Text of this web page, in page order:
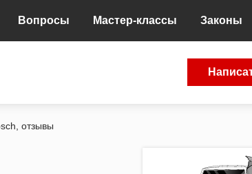
Вопросы Мастер-классы Законы
отзывы